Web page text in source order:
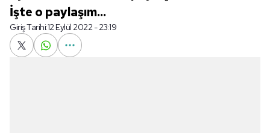
İşte o paylaşım...
Giriş Tarihi:12 Eylül 2022 - 23:19